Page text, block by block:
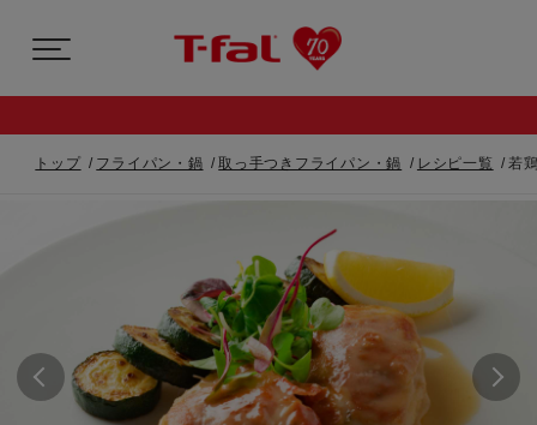
トップ フライパン・鍋 取っ手つきフライパン・鍋 レシピ一覧 若